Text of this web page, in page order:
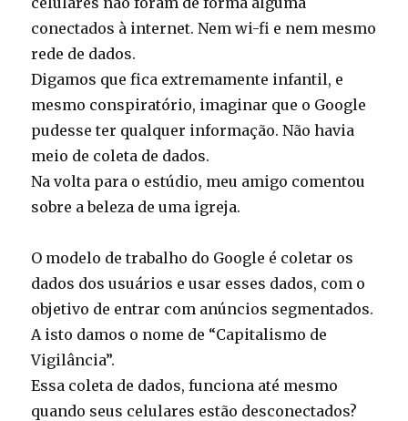
conectados à internet. Nem wi-fi e nem mesmo
rede de dados.
Digamos que fica extremamente infantil, e
mesmo conspiratório, imaginar que o Google
pudesse ter qualquer informação. Não havia
meio de coleta de dados.
Na volta para o estúdio, meu amigo comentou
sobre a beleza de uma igreja.
O modelo de trabalho do Google é coletar os
dados dos usuários e usar esses dados, com o
objetivo de entrar com anúncios segmentados.
A isto damos o nome de “Capitalismo de
Vigilância”.
Essa coleta de dados, funciona até mesmo
quando seus celulares estão desconectados?